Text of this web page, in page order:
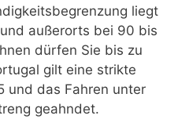
liegt
außerorts bei 90 bis
dürfen Sie bis zu
gilt eine strikte
und das Fahren unter
geahndet.